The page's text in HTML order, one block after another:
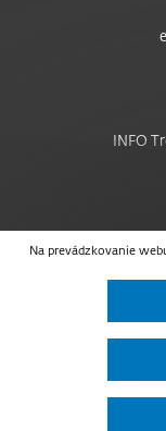
Na prevádzkovanie
INFO